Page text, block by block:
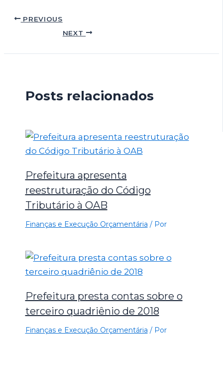
PREVIOUS
NEXT
Posts relacionados
Prefeitura apresenta
reestruturação do Código
Tributário à OAB
Finanças e Execução Orçamentária / Por
Prefeitura presta contas sobre o
terceiro quadriênio de 2018
Finanças e Execução Orçamentária / Por